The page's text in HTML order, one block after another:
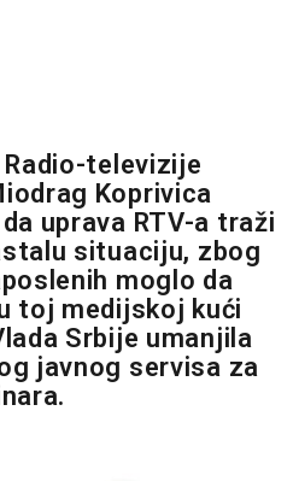
televizije
Koprivica
uprava RTV-a traži
situaciju, zbog
moglo da
toj medijskoj kući
Srbije umanjila
javnog servisa za